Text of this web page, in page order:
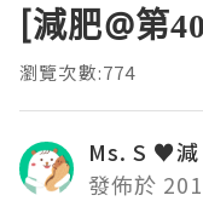
[減肥@第
瀏覽次數:774
Ms. S ♥減
發佈於